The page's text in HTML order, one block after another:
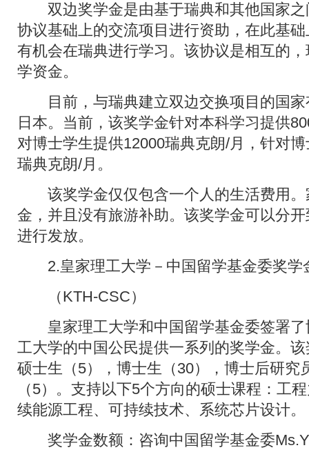
双边奖学金是由基于瑞典和其他国家之
协议基础上的交流项目进行资助，在此基
有机会在瑞典进行学习。该协议是相互的
学资金。
目前，与瑞典建立双边交换项目的国家
日本。当前，该奖学金针对本科学习提供
对博士学生提供12000瑞典克朗/月，针对
瑞典克朗/月。
该奖学金仅仅包含一个人的生活费用。
金，并且没有旅游补助。该奖学金可以分
进行发放。
2.皇家理工大学－中国留学基金委奖学
（KTH-CSC）
皇家理工大学和中国留学基金委签署了
工大学的中国公民提供一系列的奖学金。
硕士生（5），博士生（30），博士后研究
（5）。支持以下5个方向的硕士课程：工
续能源工程、可持续技术、系统芯片设计。
奖学金数额：咨询中国留学基金委